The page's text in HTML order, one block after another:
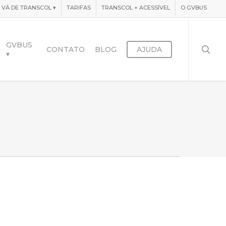
VÁ DE TRANSCOL ▾ TARIFAS TRANSCOL + ACESSÍVEL O GVBUS
GVBUS
▾
CONTATO BLOG AJUDA